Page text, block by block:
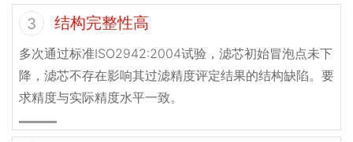
3 结构完整性高
多次通过标准ISO2942:2004试验，滤芯初始冒泡点未下
降，滤芯不存在影响其过滤精度评定结果的结构缺陷。要
求精度与实际精度水平一致。